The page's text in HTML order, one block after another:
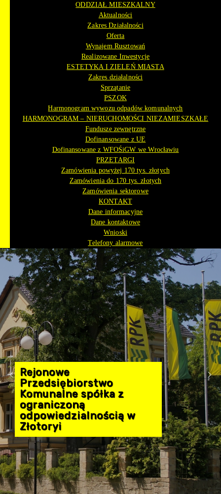
ODDZIAŁ MIESZKALNY
Aktualności
Zakres Działalności
Oferta
Wynajem Rusztowań
Realizowane Inwestycje
ESTETYKA I ZIELEŃ MIASTA
Zakres działalności
Sprzątanie
PSZOK
Harmonogram wywozu odpadów komunalnych
HARMONOGRAM – NIERUCHOMOŚCI NIEZAMIESZKAŁE
Fundusze zewnętrzne
Dofinansowane z UE
Dofinansowane z WFOŚiGW we Wrocławiu
PRZETARGI
Zamówienia powyżej 170 tys. złotych
Zamówienia do 170 tys. złotych
Zamówienia sektorowe
KONTAKT
Dane informacyjne
Dane kontaktowe
Wnioski
Telefony alarmowe
Rejonowe
Przedsiębiorstwo
Komunalne spółka z
ograniczoną
odpowiedzialnością w
Złotoryi